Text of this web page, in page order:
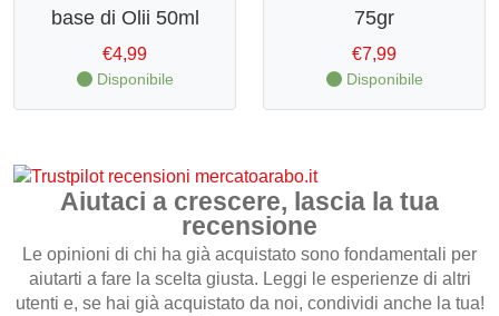
MACELLERIA
INGROSSO
CONTATTI
base di Olii 50ml
€4,99
Disponibile
75gr
€7,99
Disponibile
Aiutaci a crescere, lascia la tua
recensione
Le opinioni di chi ha già acquistato sono fondamentali per
aiutarti a fare la scelta giusta. Leggi le esperienze di altri
utenti e, se hai già acquistato da noi, condividi anche la tua!